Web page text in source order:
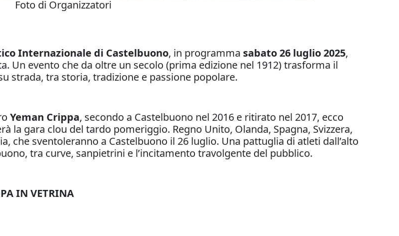
Foto di Organizzatori
Internazionale di Castelbuono, in programma sabato 26 luglio 2025,
Un evento che da oltre un secolo (prima edizione nel 1912) trasforma il
strada, tra storia, tradizione e passione popolare.
Yeman Crippa, secondo a Castelbuono nel 2016 e ritirato nel 2017, ecco
la gara clou del tardo pomeriggio. Regno Unito, Olanda, Spagna, Svizzera,
che sventoleranno a Castelbuono il 26 luglio. Una pattuglia di atleti dall’alto
tra curve, sanpietrini e l’incitamento travolgente del pubblico.
IN VETRINA